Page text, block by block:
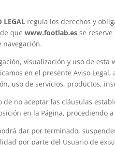
LEGAL regula los derechos y
quewww.footlab.es se
navegación.
visualización y uso de
en el presente Aviso
uso de servicios, productos,
de no aceptar las cláusulas
en la Página, procediendo
dar por terminado,
por parte del Usuario de